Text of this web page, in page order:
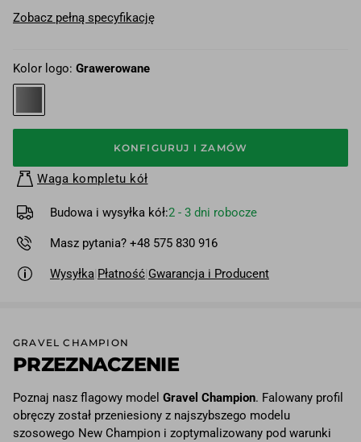
Zobacz pełną specyfikację
Kolor logo: Grawerowane
KONFIGURUJ I ZAMÓW
Waga kompletu kół
Budowa i wysyłka kół:2 - 3 dni robocze
Masz pytania? +48 575 830 916
Wysyłka|Płatność|Gwarancja i Producent
GRAVEL CHAMPION
PRZEZNACZENIE
Poznaj nasz flagowy model Gravel Champion. Falowany profil
obręczy został przeniesiony z najszybszego modelu
szosowego New Champion i zoptymalizowany pod warunki